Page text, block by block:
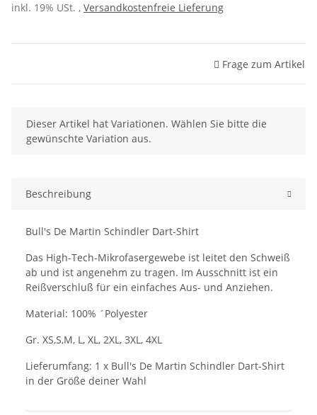
inkl. 19% USt. , Versandkostenfreie Lieferung
Frage zum Artikel
x
Dieser Artikel hat Variationen. Wählen Sie bitte die
gewünschte Variation aus.
Beschreibung
Bull's De Martin Schindler Dart-Shirt
Das High-Tech-Mikrofasergewebe ist leitet den Schweiß
ab und ist angenehm zu tragen. Im Ausschnitt ist ein
Reißverschluß für ein einfaches Aus- und Anziehen.
Material: 100% ´Polyester
Gr. XS,S,M, L, XL, 2XL, 3XL, 4XL
Lieferumfang: 1 x Bull's De Martin Schindler Dart-Shirt
in der Größe deiner Wahl